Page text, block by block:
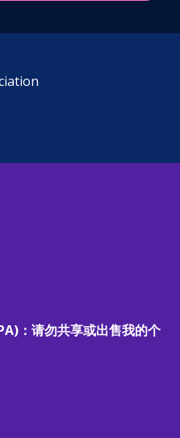
：请勿共享或出售我的个